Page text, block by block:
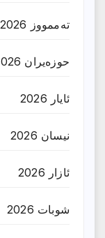
تەممووز 2026
حوزه‌یران 2026
ئایار 2026
نیسان 2026
ئازار 2026
شوبات 2026